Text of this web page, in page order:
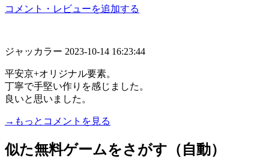
コメント・レビューを追加する
ジャッカラー 2023-10-14 16:23:44
平安京+オリジナル要素。
丁寧で手堅い作りを感じました。
良いと思いました。
→もっとコメントを見る
似た無料ゲームをさがす（自動）